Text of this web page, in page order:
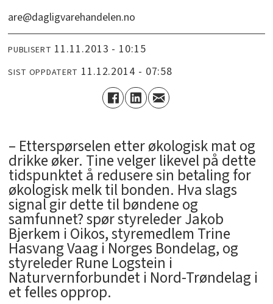
are@dagligvarehandelen.no
PUBLISERT 11.11.2013 - 10:15
SIST OPPDATERT 11.12.2014 - 07:58
– Etterspørselen etter økologisk mat og
drikke øker. Tine velger likevel på dette
tidspunktet å redusere sin betaling for
økologisk melk til bonden. Hva slags
signal gir dette til bøndene og
samfunnet? spør styreleder Jakob
Bjerkem i Oikos, styremedlem Trine
Hasvang Vaag i Norges Bondelag, og
styreleder Rune Logstein i
Naturvernforbundet i Nord-Trøndelag i
et felles opprop.